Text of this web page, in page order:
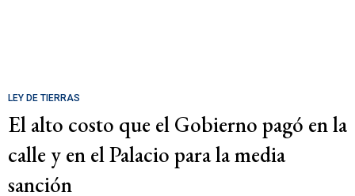
LEY DE TIERRAS
El alto costo que el Gobierno pagó en la
calle y en el Palacio para la media
sanción